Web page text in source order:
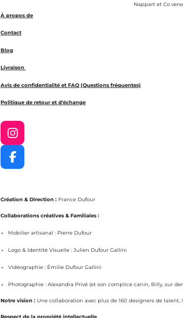
Nappart et Co
À propos de
Contact
Blog
Livraison
Avis de confidentialité et FAQ (Questions fréquentes)
Politique de retour et d'échange
I
n
s
t
r
a
F
a
b
o
k
Création & Direction : France Dufour
Collaborations créatives & Familiales :
Mobilier artisanal : Pierre Dufour
Logo & Identité Visuelle : Julien Dufour Gallini
Vidéographie : Émilie Dufour Gallini
Photographie : Alexandra Privé (et son complice canin, Billy, sur
Notre vision : Une collaboration avec plus de 160 designers de talent,
Respect de la propriété intellectuelle